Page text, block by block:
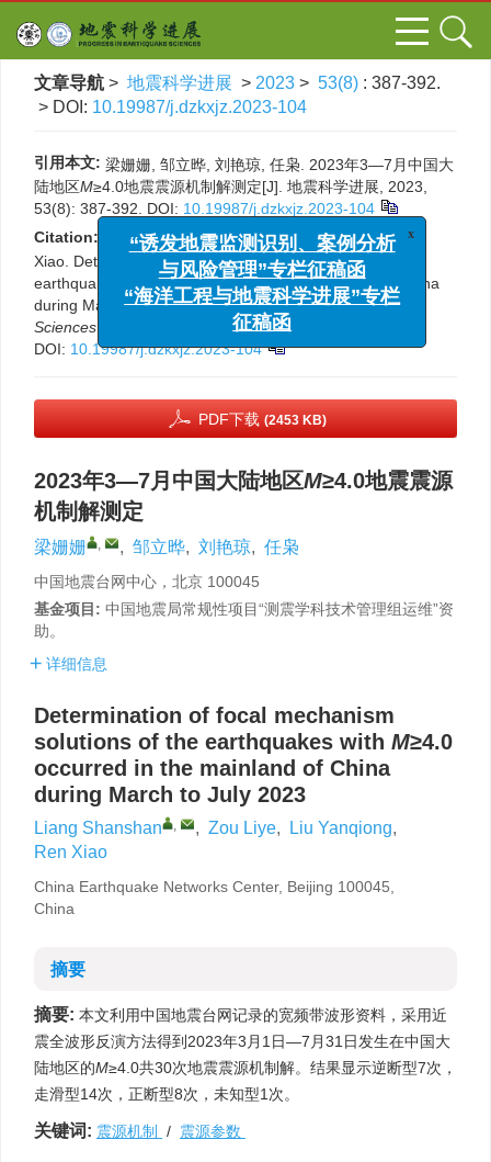
文章导航 > 地震科学进展 > 2023 > 53(8) : 387-392.
> DOI: 10.19987/j.dzkxjz.2023-104
引用本文: 梁姗姗, 邹立晔, 刘艳琼, 任枭. 2023年3—7月中国大
陆地区M≥4.0地震震源机制解测定[J]. 地震科学进展, 2023,
53(8): 387-392. DOI: 10.19987/j.dzkxjz.2023-104
Citation:
Liang Shanshan, Zou Liye, Liu Yanqiong, Ren
Xiao. Determination of focal mechanism solutions of the
earthquakes withM≥4.0 occurred in the mainland of China
during March to July 2023[J].Progress in Earthquake
Sciences , 2023, 53(8): 387-392.
DOI: 10.19987/j.dzkxjz.2023-104
PDF下载 (2453 KB)
2023年3—7月中国大陆地区M≥4.0地震震源
机制解测定
梁姗姗 , , 邹立晔, 刘艳琼, 任枭
中国地震台网中心，北京 100045
基金项目: 中国地震局常规性项目“测震学科技术管理组运维”资
助。
详细信息
Determination of focal mechanism
solutions of the earthquakes with M≥4.0
occurred in the mainland of China
during March to July 2023
Liang Shanshan , , Zou Liye, Liu Yanqiong,
Ren Xiao
China Earthquake Networks Center, Beijing 100045,
China
摘要
摘要: 本文利用中国地震台网记录的宽频带波形资料，采用近
震全波形反演方法得到2023年3月1日—7月31日发生在中国大
陆地区的M≥4.0共30次地震震源机制解。结果显示逆断型7次，
走滑型14次，正断型8次，未知型1次。
关键词: 震源机制 / 震源参数
x
“诱发地震监测识别、案例分析
与风险管理”专栏征稿函
“海洋工程与地震科学进展”专栏
征稿函